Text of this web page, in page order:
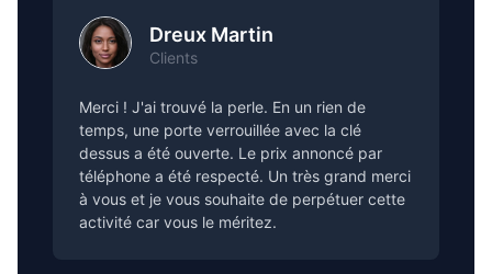
Dreux Martin
Clients
Merci ! J'ai trouvé la perle. En un rien de
temps, une porte verrouillée avec la clé
dessus a été ouverte. Le prix annoncé par
téléphone a été respecté. Un très grand merci
à vous et je vous souhaite de perpétuer cette
activité car vous le méritez.